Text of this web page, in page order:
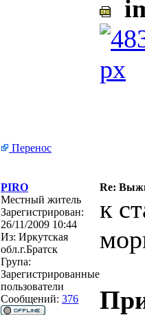
Перенос
PIRO
Re:
Местный житель
Зарегистрирован:
26/11/2009 10:44
Из: Иркутская
обл.г.Братск
Група:
Зарегистрированные
пользователи
Сообщений: 376
к